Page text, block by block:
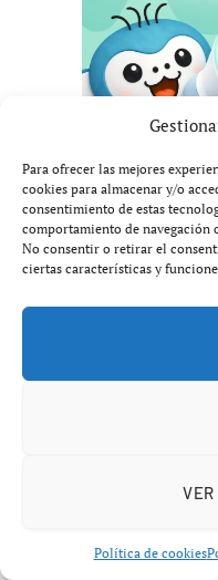
Para ofrecer las mejores
cookies para almacenar y/o
consentimiento de estas
comportamiento de navegación
No consentir o retirar el
ciertas características y
VER
Política de cookies